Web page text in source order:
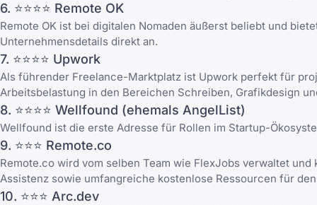
6. ⭐⭐⭐⭐ Remote OK
Remote OK ist bei digitalen Nomaden äußerst beliebt und
Unternehmensdetails direkt an.
7. ⭐⭐⭐⭐ Upwork
Als führender Freelance-Marktplatz ist Upwork perfekt für
Arbeitsbelastung in den Bereichen Schreiben, Grafikdesign
8. ⭐⭐⭐⭐ Wellfound (ehemals AngelList)
Wellfound ist die erste Adresse für Rollen im Startup-
9. ⭐⭐⭐ Remote.co
Remote.co wird vom selben Team wie FlexJobs verwaltet
Assistenz sowie umfangreiche kostenlose Ressourcen für
10. ⭐⭐⭐ Arc.dev